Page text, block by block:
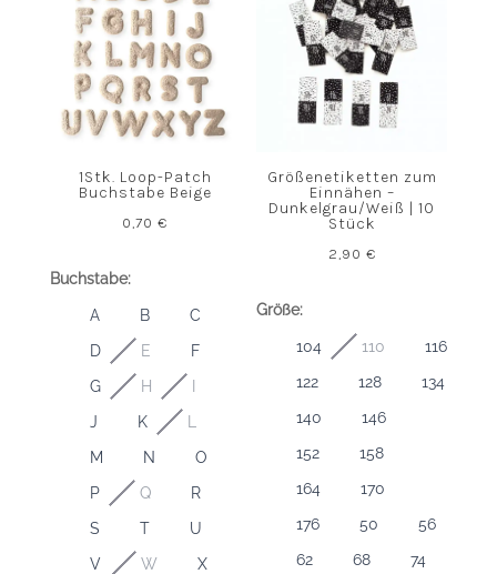
1Stk. Loop-Patch
Buchstabe Beige
0,70€
Buchstabe:
A B
C
D
E
F
G
H
J
K
M
N
O
P
Q
R
S
T
U
V
W
X
Größenetiketten zum
Einnähen –
Dunkelgrau/Weiß | 10
Stück
2,90 €
Größe:
104 110
116
122
128
134
140
146
152
158
164
170
176
50
56
62
68
74